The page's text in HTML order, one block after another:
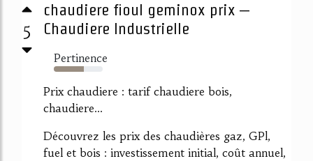
5
chaudiere fioul geminox prix –
Chaudiere Industrielle
Pertinence
62%
Prix chaudiere : tarif chaudiere bois,
chaudiere...
Découvrez les prix des chaudières gaz, GPl,
fuel et bois : investissement initial, coût annuel,